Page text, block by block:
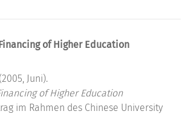
of Higher Education
Juni).
of Higher Education
im Rahmen des Chinese University